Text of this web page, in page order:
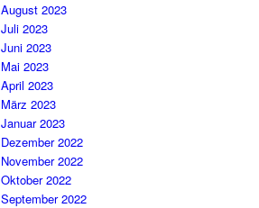
August 2023
Juli 2023
Juni 2023
Mai 2023
April 2023
März 2023
Januar 2023
Dezember 2022
November 2022
Oktober 2022
September 2022